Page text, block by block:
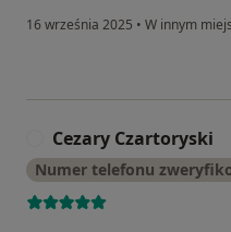
16 września 2025 • W innym
Cezary Czartoryski
Numer telefonu